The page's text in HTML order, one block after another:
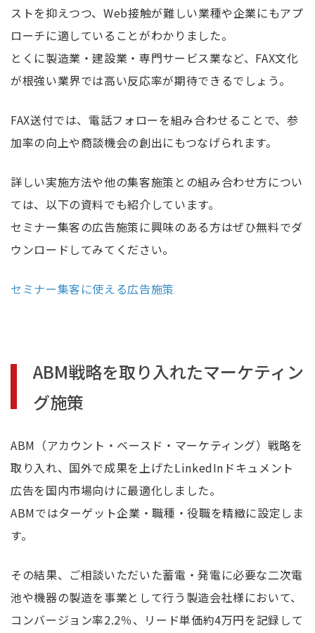
ストを抑えつつ、Web接触が難しい業種や企業にもアプ
ローチに適していることがわかりました。
とくに製造業・建設業・専門サービス業など、FAX文化
が根強い業界では高い反応率が期待できるでしょう。
FAX送付では、電話フォローを組み合わせることで、参
加率の向上や商談機会の創出にもつなげられます。
詳しい実施方法や他の集客施策との組み合わせ方につい
ては、以下の資料でも紹介しています。
セミナー集客の広告施策に興味のある方はぜひ無料でダ
ウンロードしてみてください。
セミナー集客に使える広告施策
ABM戦略を取り入れたマーケティン
グ施策
ABM（アカウント・ベースド・マーケティング）戦略を
取り入れ、国外で成果を上げたLinkedInドキュメント
広告を国内市場向けに最適化しました。
ABMではターゲット企業・職種・役職を精緻に設定しま
す。
その結果、ご相談いただいた蓄電・発電に必要な二次電
池や機器の製造を事業として行う製造会社様において、
コンバージョン率2.2％、リード単価約4万円を記録して